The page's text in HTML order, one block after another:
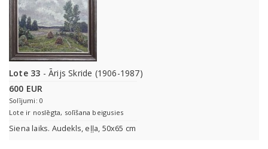
Lote 33 - Ārijs Skride (1906-1987)
600 EUR
Solījumi: 0
Lote ir noslēgta, solīšana beigusies
Siena laiks. Audekls, eļļa, 50x65 cm